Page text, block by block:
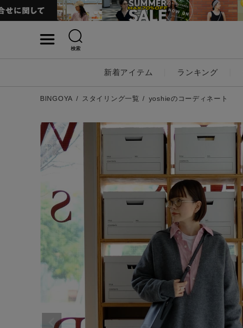
検索
新着アイテム ランキング
キーワード
MENS LADIES
カテゴリ
サイズ
ブランド
BINGOYA スタイリング一覧 yoshieのコーディネート